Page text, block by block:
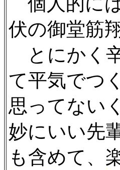
伏の御堂筋
とにかく
て平気でつ
思ってない
妙にいい先
も含めて、